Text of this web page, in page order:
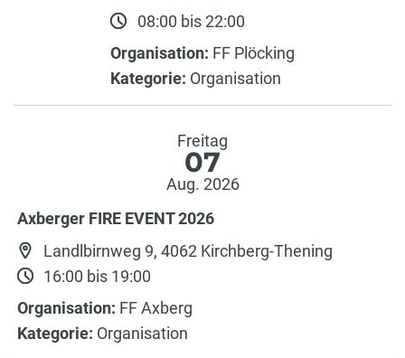
08:00 bis 22:00
Organisation: FF Plöcking
Kategorie: Organisation
Freitag
07
Aug. 2026
Axberger FIRE EVENT 2026
Landlbirnweg 9, 4062 Kirchberg-Thening
16:00 bis 19:00
Organisation: FF Axberg
Kategorie: Organisation